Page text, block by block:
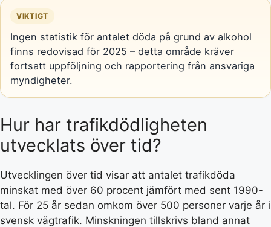
VIKTIGT
Ingen statistik för antalet döda på grund av alkohol
finns redovisad för 2025 – detta område kräver
fortsatt uppföljning och rapportering från ansvariga
myndigheter.
Hur har trafikdödligheten
utvecklats över tid?
Utvecklingen över tid visar att antalet trafikdöda
minskat med över 60 procent jämfört med sent 1990-
tal. För 25 år sedan omkom över 500 personer varje år i
svensk vägtrafik. Minskningen tillskrivs bland annat